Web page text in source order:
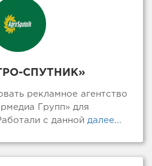
СПУТНИК»
рекламное агентство
Групп» для
с даннойдалее...